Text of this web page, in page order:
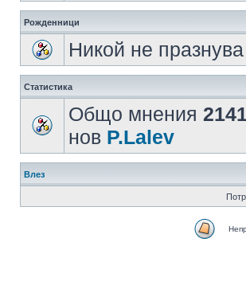
Рожденници
Никой не
Статистика
Общо мнения
нов P.Lalev
Влез